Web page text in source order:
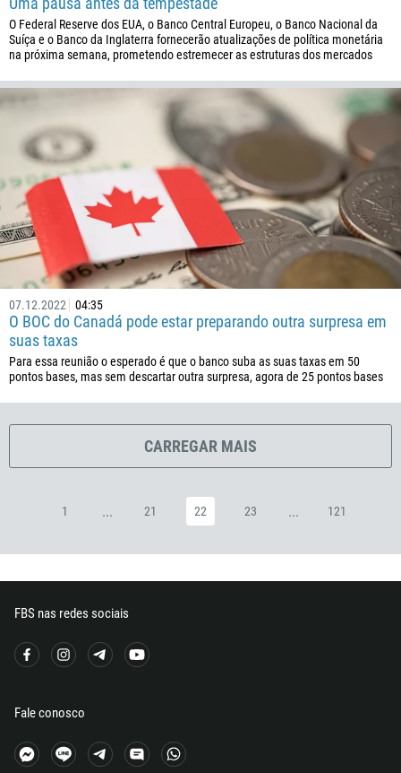
O Federal Reserve dos EUA, o Banco Central Europeu, o Banco Nacional da
Suíça e o Banco da Inglaterra fornecerão atualizações de política monetária
na próxima semana, prometendo estremecer as estruturas dos mercados
07.12.2022 04:35
O BOC do Canadá pode estar preparando outra surpresa em
suas taxas
Para essa reunião o esperado é que o banco suba as suas taxas em 50
pontos bases, mas sem descartar outra surpresa, agora de 25 pontos bases
CARREGAR MAIS
1 ... 21 22 23 ... 121
FBS nas redes sociais
Fale conosco
225
385
45
1767
593
20
503
291
251
689
241
220
233